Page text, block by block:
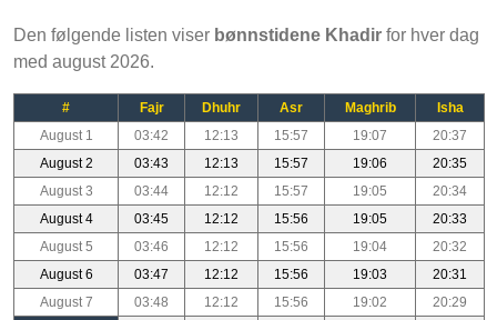
Den følgende listen viser bønnstidene Khadir for hver dag
med august 2026.
# Fajr Dhuhr Asr Maghrib
Isha
August 1
03:42 12:13 15:57 19:07
20:37
August 2
03:43 12:13 15:57 19:06
20:35
August 3
03:44 12:12 15:57 19:05
20:34
August 4
03:45 12:12 15:56 19:05
20:33
August 5
03:46 12:12 15:56 19:04
20:32
August 6
03:47 12:12 15:56 19:03
20:31
August 7
03:48 12:12 15:56 19:02
20:29